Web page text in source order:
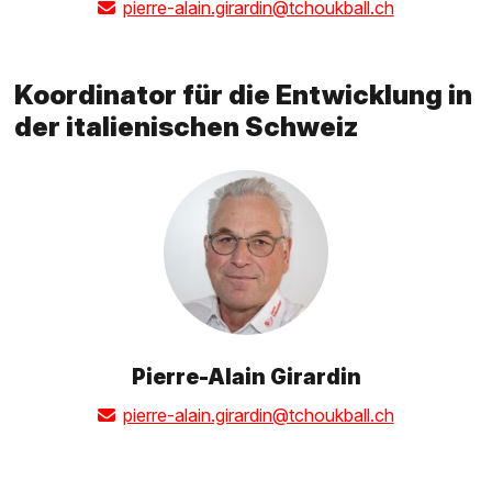
pierre-alain.girardin@tchoukball.ch
Koordinator für die Entwicklung in
der italienischen Schweiz
Pierre-Alain Girardin
pierre-alain.girardin@tchoukball.ch